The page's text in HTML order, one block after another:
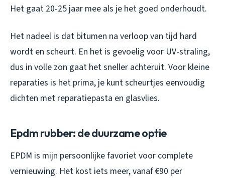
Het gaat 20-25 jaar mee als je het goed onderhoudt.
Het nadeel is dat bitumen na verloop van tijd hard
wordt en scheurt. En het is gevoelig voor UV-straling,
dus in volle zon gaat het sneller achteruit. Voor kleine
reparaties is het prima, je kunt scheurtjes eenvoudig
dichten met reparatiepasta en glasvlies.
Epdm rubber: de duurzame optie
EPDM is mijn persoonlijke favoriet voor complete
vernieuwing. Het kost iets meer, vanaf €90 per